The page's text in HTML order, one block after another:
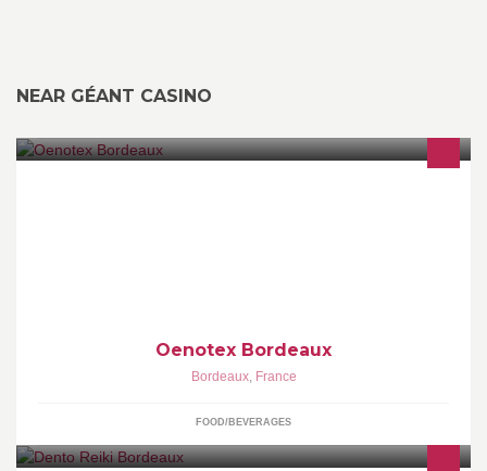
NEAR GÉANT CASINO
Oenotex Bordeaux
Bordeaux, France
FOOD/BEVERAGES